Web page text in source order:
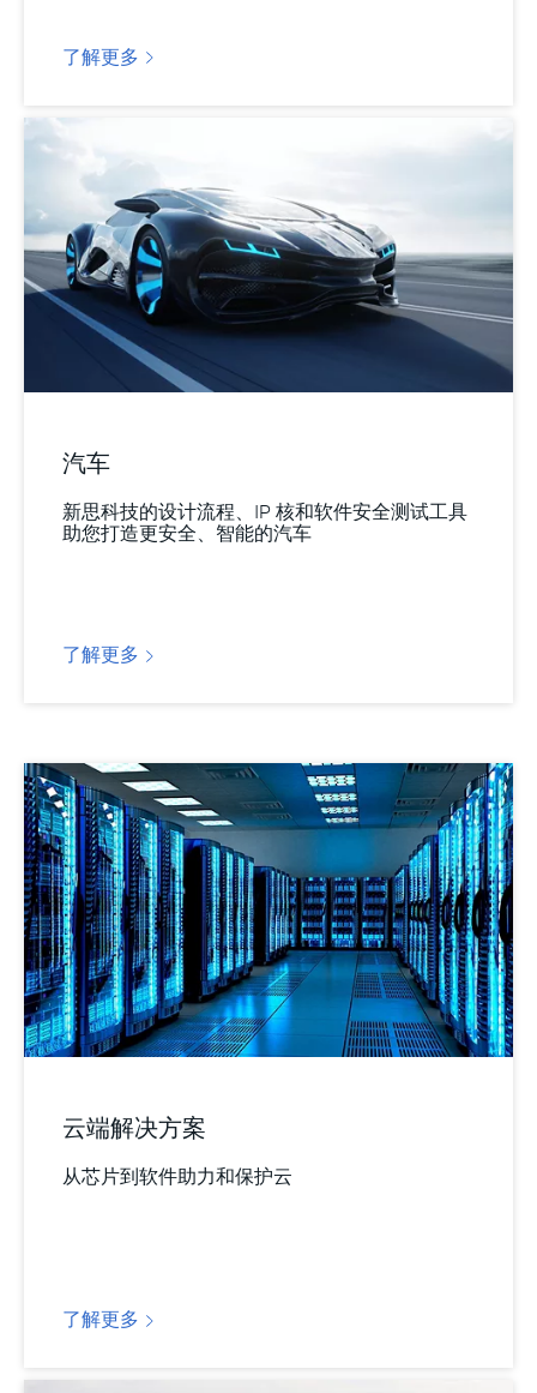
了解更多
汽车
新思科技的设计流程、IP 核和软件安全测试工具
助您打造更安全、智能的汽车
了解更多
云端解决方案
从芯片到软件助力和保护云
了解更多